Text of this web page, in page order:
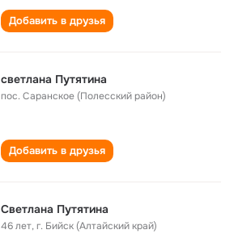
Добавить в друзья
светлана Путятина
пос. Саранское (Полесский район)
Добавить в друзья
Светлана Путятина
46 лет,г. Бийск (Алтайский край)